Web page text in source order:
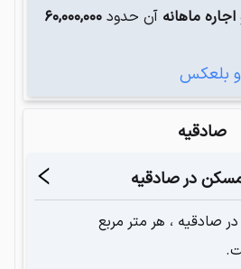
اجاره ماهانه آن حدود ۶۰,۰۰۰,۰۰۰
و بلعکس
صادقیه
درصادقیه
صادقیه ، هر متر مربع